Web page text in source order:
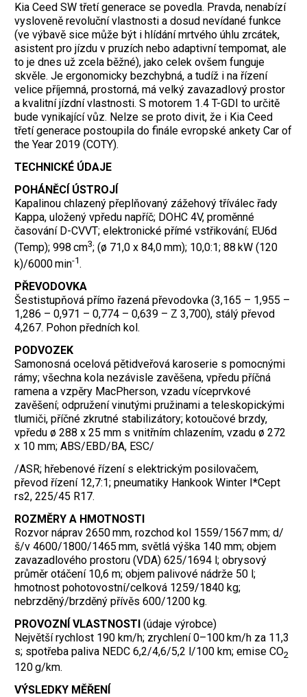
Kia Ceed SW třetí generace se povedla. Pravda, nenabízí
vysloveně revoluční vlastnosti a dosud nevídané funkce
(ve výbavě sice může být i hlídání mrtvého úhlu zrcátek,
asistent pro jízdu v pruzích nebo adaptivní tempomat, ale
to je dnes už zcela běžné), jako celek ovšem funguje
skvěle. Je ergonomicky bezchybná, a tudíž i na řízení
velice příjemná, prostorná, má velký zavazadlový prostor
a kvalitní jízdní vlastnosti. S motorem 1.4 T-GDI to určitě
bude vynikající vůz. Nelze se proto divit, že i Kia Ceed
třetí generace postoupila do finále evropské ankety Car of
the Year 2019 (COTY).
TECHNICKÉ ÚDAJE
POHÁNĚCÍ ÚSTROJÍ
Kapalinou chlazený přeplňovaný zážehový tříválec řady
Kappa, uložený vpředu napříč; DOHC 4V, proměnné
časování D-CVVT; elektronické přímé vstřikování; EU6d
(Temp); 998 cm3; (ø 71,0 x 84,0 mm); 10,0:1; 88 kW (120
k)/6000 min-1.
PŘEVODOVKA
Šestistupňová přímo řazená převodovka (3,165 – 1,955 –
1,286 – 0,971 – 0,774 – 0,639 – Z 3,700), stálý převod
4,267. Pohon předních kol.
PODVOZEK
Samonosná ocelová pětidveřová karoserie s pomocnými
rámy; všechna kola nezávisle zavěšena, vpředu příčná
ramena a vzpěry MacPherson, vzadu víceprvkové
zavěšení; odpružení vinutými pružinami a teleskopickými
tlumiči, příčné zkrutné stabilizátory; kotoučové brzdy,
vpředu ø 288 x 25 mm s vnitřním chlazením, vzadu ø 272
x 10 mm; ABS/EBD/BA, ESC/
/ASR; hřebenové řízení s elektrickým posilovačem,
převod řízení 12,7:1; pneumatiky Hankook Winter I*Cept
rs2, 225/45 R17.
ROZMĚRY A HMOTNOSTI
Rozvor náprav 2650 mm, rozchod kol 1559/1567 mm; d/
š/v 4600/1800/1465 mm, světlá výška 140 mm; objem
zavazadlového prostoru (VDA) 625/1694 l; obrysový
průměr otáčení 10,6 m; objem palivové nádrže 50 l;
hmotnost pohotovostní/celková 1259/1840 kg;
nebrzděný/brzděný přívěs 600/1200 kg.
PROVOZNÍ VLASTNOSTI (údaje výrobce)
Největší rychlost 190 km/h; zrychlení 0–100 km/h za 11,3
s; spotřeba paliva NEDC 6,2/4,6/5,2 l/100 km; emise CO2
120 g/km.
VÝSLEDKY MĚŘENÍ